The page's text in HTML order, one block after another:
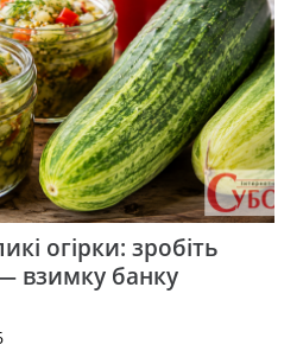
огірки: зробіть
взимку банку